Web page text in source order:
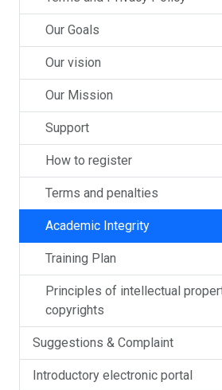
Our Goals
Our vision
Our Mission
Support
How to register
Terms and penalties
Academic Integrity
Training Plan
Principles of intellectual
copyrights
Suggestions & Complaint
Introductory electronic portal